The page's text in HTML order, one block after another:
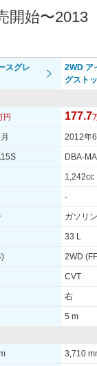
6,000 118
77H 165/
-
-
開始〜2013
スグレ
2WD ア
グスト
円 177.7
2012年
DBA-
1,242cc
-
ガソリン
33 L
2WD
CVT
右
5 m
3,710